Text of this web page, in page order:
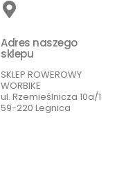
Adres naszego
sklepu
SKLEP ROWEROWY
WORBIKE
ul. Rzemieślnicza 10a/1
59-220 Legnica